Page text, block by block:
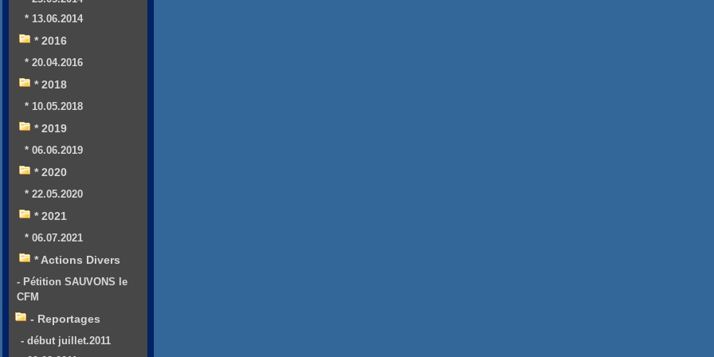
* 13.06.2014
* 2016
* 20.04.2016
* 2018
* 10.05.2018
* 2019
* 06.06.2019
* 2020
* 22.05.2020
* 2021
* 06.07.2021
* Actions Divers
- Pétition SAUVONS le
CFM
- Reportages
- début juillet.2011